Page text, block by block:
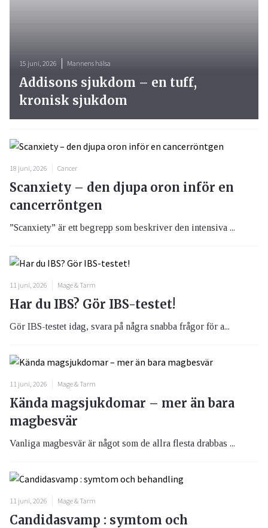
15 juni, 2026 Mannens hälsa
Addisons sjukdom – en tuff,
kronisk sjukdom
18 juni, 2026 Cancer
Scanxiety – den djupa oron inför en
cancerröntgen
”Scanxiety” är ett begrepp som beskriver den intensiva ...
11 juni, 2026 Mage & Tarm
Har du IBS? Gör IBS-testet!
Gör IBS-testet idag, svara på några snabba frågor för a...
11 juni, 2026 Mage & Tarm
Kända magsjukdomar – mer än bara
magbesvär
Vanliga magbesvär är något som de allra flesta drabbas ...
11 juni, 2026 Mage & Tarm
Candidasvamp : symtom och